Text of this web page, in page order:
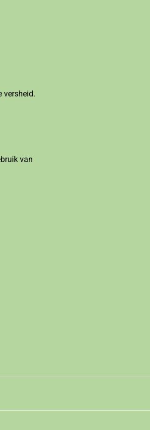
versheid.
van